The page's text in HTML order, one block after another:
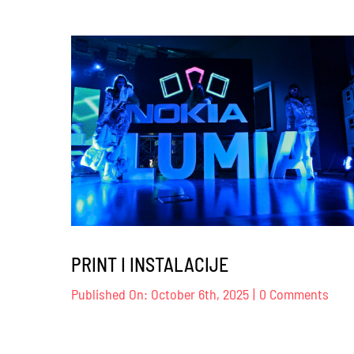
PRINT I INSTALACIJE
Published On: October 6th, 2025 | 0 Commentson